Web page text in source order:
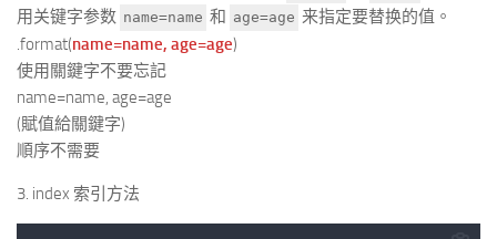
用关键字参数 name=name 和 age=age 来指定要替换的值。
.format(name=name, age=age)
使用關鍵字不要忘記
name=name, age=age
(賦值給關鍵字)
順序不需要
3. index 索引方法